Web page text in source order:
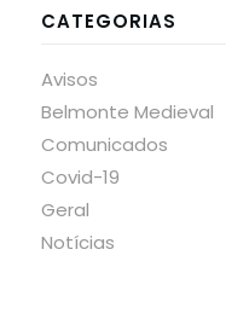
CATEGORIAS
Avisos
Belmonte Medieval
Comunicados
Covid-19
Geral
Notícias